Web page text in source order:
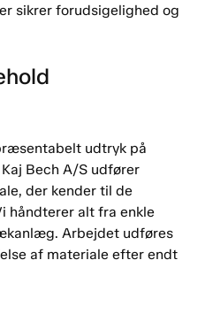
sikrer forudsigelighed og
udtryk på
Bech A/S udfører
der kender til de
håndterer alt fra enkle
Arbejdet udføres
af materiale efter endt